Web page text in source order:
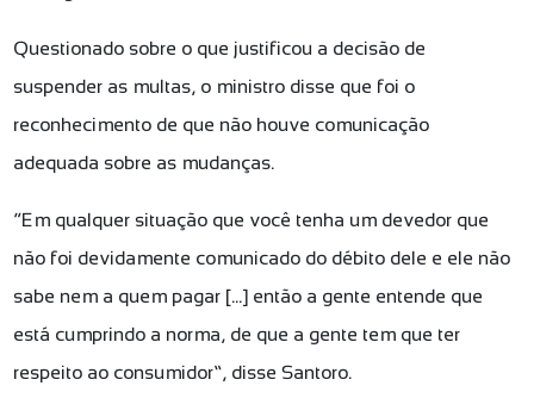
Questionado sobre o que justificou a decisão de
suspender as multas, o ministro disse que foi o
reconhecimento de que não houve comunicação
adequada sobre as mudanças.
“Em qualquer situação que você tenha um devedor que
não foi devidamente comunicado do débito dele e ele não
sabe nem a quem pagar [...] então a gente entende que
está cumprindo a norma, de que a gente tem que ter
respeito ao consumidor”, disse Santoro.